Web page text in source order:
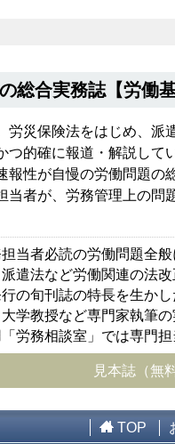
の総合実務誌【
労災保険法をはじめ、派
つ的確に報道・解説して
報性が自慢の労働問題の
当者が、労務管理上の問
担当者必読の労働問題全
遣法など労働関連の法
行の旬刊誌の特長を生か
学教授など専門家執筆
労務相談室」では専門
見本誌（無
TOP